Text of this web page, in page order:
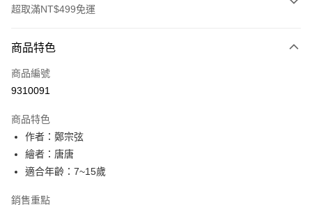
超取滿NT$499免運
信用卡一次付款
LINE Pay
大哥付你分期
相關說明
【大哥付你分期使用說明】
1.本服務由台灣大哥大提供，台灣大哥大用戶可立即使用無須另外申請。
流程，驗證手機門號後，選擇欲分期的期數、繳款截止日，確認付款後即完
AFTEE先享後付
相關說明
商品特色
商品編號
9310091
商品特色
作者：鄭宗弦
繪者：唐唐
適合年齡：7~15歲
銷售重點